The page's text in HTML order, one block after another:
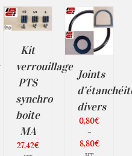
Kit
verrouillage
PTS
synchro
boite
MA
27,42€
CHOIX
DES
OPTIONS
PRODUIT
A
PLUSIEURS
VARIATIONS.
LES
OPTIONS
PEUVENT
CHOISIES
SUR
DÉTAILS
Joints
divers
0,80€
–
8,80€Plage